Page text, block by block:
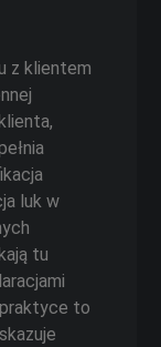
z klientem
luk w
tu
to